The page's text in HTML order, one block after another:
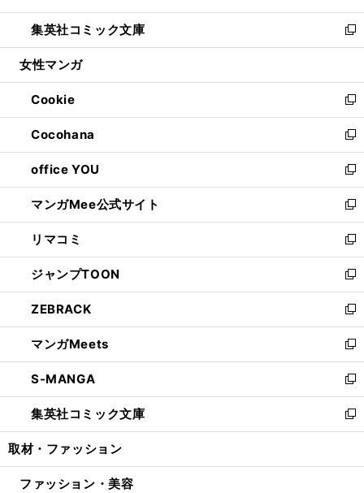
開
く
ウ
で
開
ン
ド
ウ
開
く
ウ
ィ
ン
ウ
で
開
く
し
い
ウ
ン
ド
ウ
で
開
く
集英社コミック文庫
新
し
ウ
ィ
ン
ド
ウ
で
開
く
女性マンガ
Cookie
新
し
い
ウ
ィ
ン
ド
ウ
で
開
く
Cocohana
新
し
い
ウ
ィ
ン
ド
ウ
で
開
く
office YOU
新
し
い
ウ
ィ
ン
ド
ウ
で
開
く
マンガMee公式サイト
新
し
い
ウ
ィ
ン
ド
ウ
で
開
く
リマコミ
新
し
い
ウ
ィ
ン
ド
ウ
で
開
く
ジャンプTOON
新
し
い
ウ
ィ
ン
ド
ウ
で
開
ZEBRACK
新
し
い
ウ
ィ
ン
ド
ウ
開
マンガMeets
新
し
い
ウ
ィ
ン
ウ
S-MANGA
新
し
い
ウ
ン
集英社コミック文庫
新
し
ウ
取材・ファッション
ファッション・美容